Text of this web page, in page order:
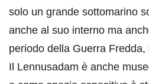
solo un grande sottomarino
anche al suo interno ma
periodo della Guerra
Il Lennusadam è anche